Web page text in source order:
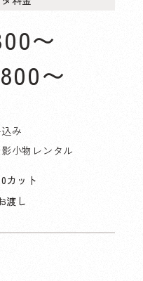
〜
〜
み
小物レンタル
カット
渡し